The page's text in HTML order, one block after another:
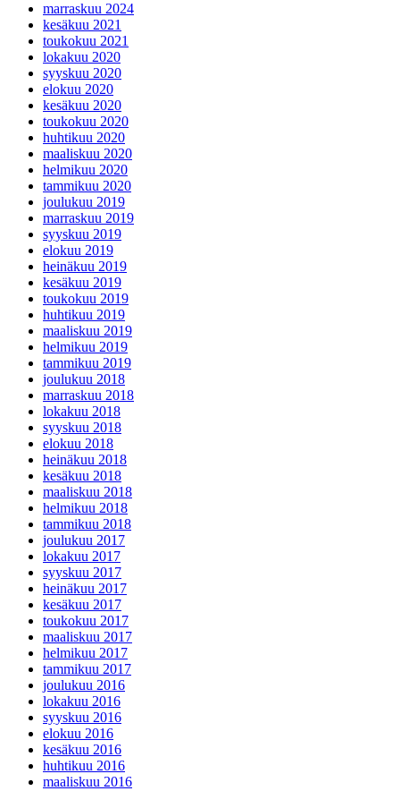
marraskuu 2024
kesäkuu 2021
toukokuu 2021
lokakuu 2020
syyskuu 2020
elokuu 2020
kesäkuu 2020
toukokuu 2020
huhtikuu 2020
maaliskuu 2020
helmikuu 2020
tammikuu 2020
joulukuu 2019
marraskuu 2019
syyskuu 2019
elokuu 2019
heinäkuu 2019
kesäkuu 2019
toukokuu 2019
huhtikuu 2019
maaliskuu 2019
helmikuu 2019
tammikuu 2019
joulukuu 2018
marraskuu 2018
lokakuu 2018
syyskuu 2018
elokuu 2018
heinäkuu 2018
kesäkuu 2018
maaliskuu 2018
helmikuu 2018
tammikuu 2018
joulukuu 2017
lokakuu 2017
syyskuu 2017
heinäkuu 2017
kesäkuu 2017
toukokuu 2017
maaliskuu 2017
helmikuu 2017
tammikuu 2017
joulukuu 2016
lokakuu 2016
syyskuu 2016
elokuu 2016
kesäkuu 2016
huhtikuu 2016
maaliskuu 2016